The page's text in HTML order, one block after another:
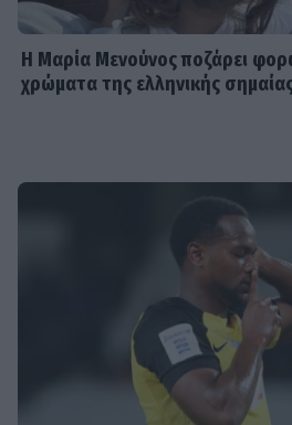
Η Μαρία Μενούνος ποζάρει
χρώματα της ελληνικής